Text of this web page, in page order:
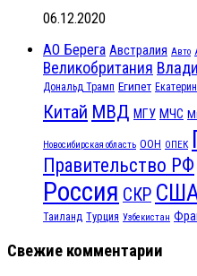
06.12.2020
АО Берега Австралия Авто
Великобритания
Дональд Трамп Египет
Китай МВД МГУ МЧС
Новосибирская область ООН ОПЕК
Правительство РФ
Россия СКР
Таиланд Турция Узбекистан
Свежие комментарии